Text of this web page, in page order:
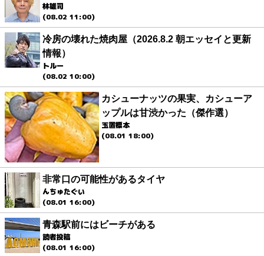
林雄司
(08.02 11:00)
冷房の壊れた焼肉屋（2026.8.2 朝エッセイと更新
情報）
トルー
(08.02 10:00)
カシューナッツの果実、カシューア
ップルは甘渋かった（傑作選）
玉置標本
(08.01 18:00)
非常口の可能性があるタイヤ
んちゅたぐい
(08.01 16:00)
青森駅前にはビーチがある
読者投稿
(08.01 16:00)